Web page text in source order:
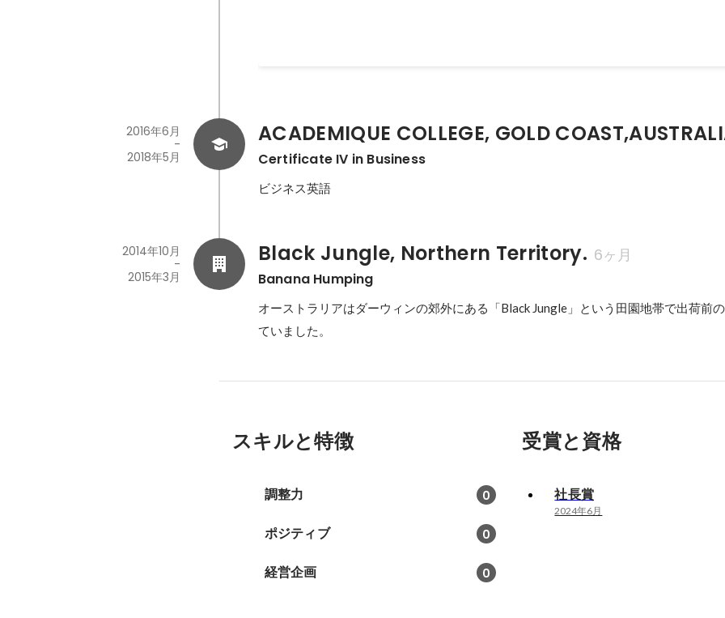
ACADEMIQUE COLLEGE, GOLD
Certificate IV in Business
2016年6月
-
2018年5月
ビジネス英語
Black Jungle, Northern Territory. 6ヶ月
Banana Humping
2014年10月
-
2015年3月
オーストラリアはダーウィンの郊外にある「Black Jungle」という田園地帯で出荷前
ていました。
スキルと特徴
調整力 0
ポジティブ 0
経営企画 0
受賞と資格
社長賞
2024年6月